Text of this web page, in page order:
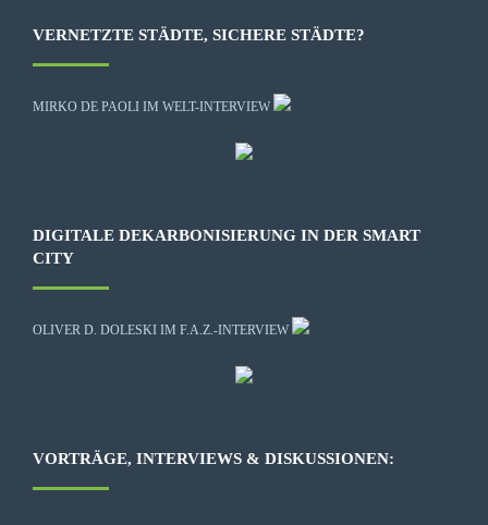
VERNETZTE STÄDTE, SICHERE STÄDTE?
MIRKO DE PAOLI IM WELT-INTERVIEW
DIGITALE DEKARBONISIERUNG IN DER SMART
CITY
OLIVER D. DOLESKI IM F.A.Z.-INTERVIEW
VORTRÄGE, INTERVIEWS & DISKUSSIONEN: